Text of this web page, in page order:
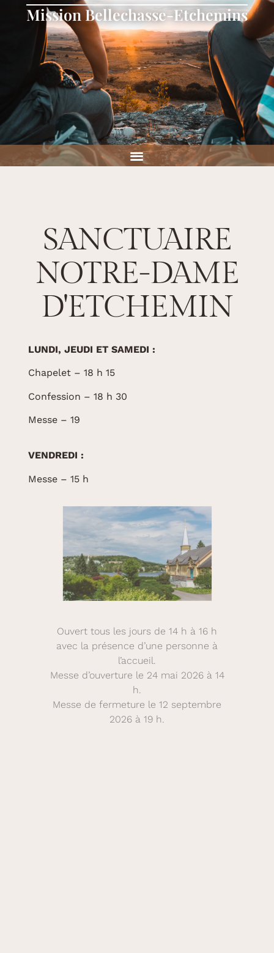
Mission Bellechasse-Etchemins
SANCTUAIRE
NOTRE-DAME
D'ETCHEMIN
LUNDI, JEUDI ET SAMEDI :
Chapelet – 18 h 15
Confession – 18 h 30
Messe – 19
VENDREDI :
Messe – 15 h
Ouvert tous les jours de 14 h à 16 h
avec la présence d’une personne à
l’accueil.
Messe d’ouverture le 24 mai 2026 à 14
h.
Messe de fermeture le 12 septembre
2026 à 19 h.